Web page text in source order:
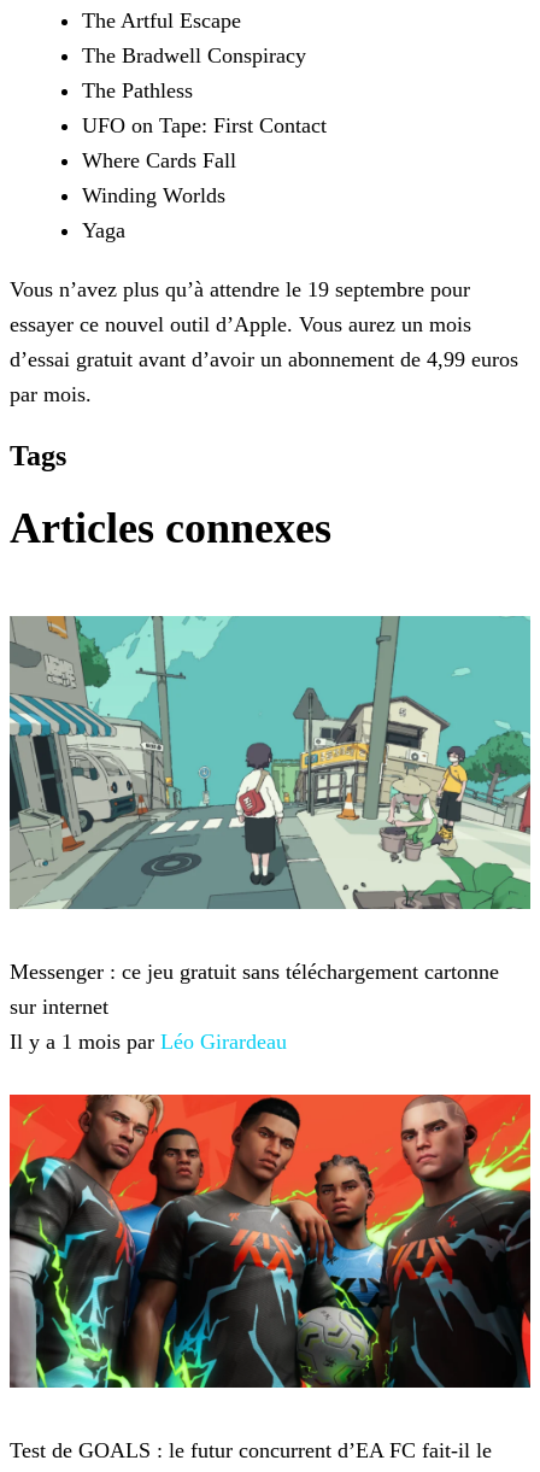
The Artful Escape
The Bradwell Conspiracy
The Pathless
UFO on Tape: First Contact
Where Cards Fall
Winding Worlds
Yaga
Vous n’avez plus qu’à attendre le 19 septembre pour
essayer ce nouvel outil d’Apple. Vous aurez un mois
d’essai gratuit avant d’avoir un abonnement de 4,99 euros
par mois.
Tags
Articles connexes
Messenger : ce jeu gratuit sans téléchargement cartonne
sur internet
Il y a 1 mois par Léo Girardeau
Test de GOALS : le futur concurrent d’EA FC fait-il le